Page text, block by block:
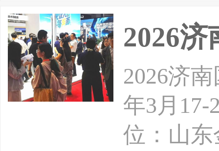
通八达
接国内
2026
2026济
年3月17-
位：山